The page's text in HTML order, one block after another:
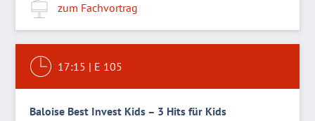
zum Fachvortrag
17:15 | E 105
Baloise Best Invest Kids – 3 Hits für Kids